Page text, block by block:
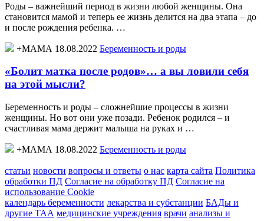
Роды – важнейший период в жизни любой женщины. Она
становится мамой и теперь ее жизнь делится на два этапа – до
и после рождения ребенка. …
+МАМА 18.08.2022 Беременность и роды
«Болит матка после родов»… а вы ловили себя
на этой мысли?
Беременность и роды – сложнейшие процессы в жизни
женщины. Но вот они уже позади. Ребенок родился – и
счастливая мама держит малыша на руках и …
+МАМА 18.08.2022 Беременность и роды
статьи новости вопросы и ответы о нас карта сайта Политика
обработки ПД Согласие на обработку ПД Согласие на
использование Cookie
календарь беременности лекарства и субстанции БАДы и
другие ТАА медицинские учреждения врачи анализы и